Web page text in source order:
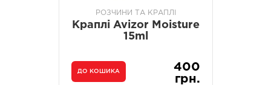
РОЗЧИНИ ТА КРАПЛІ
Краплі Avizor Moisture
15ml
ДО КОШИКА
400
грн.